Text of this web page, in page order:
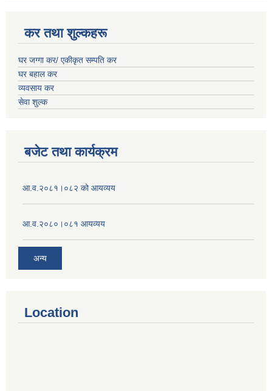
कर तथा शुल्कहरू
घर जग्गा कर/ एकीकृत सम्पति कर
घर बहाल कर
व्यवसाय कर
सेवा शुल्क
बजेट तथा कार्यक्रम
आ.व.२०८१।०८२ को आयव्यय
आ.व.२०८०।०८१ आयव्यय
अन्य
Location